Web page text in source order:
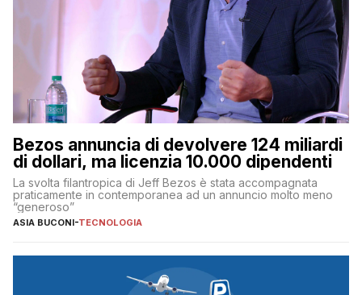
Bezos annuncia di devolvere 124 miliardi
di dollari, ma licenzia 10.000 dipendenti
La svolta filantropica di Jeff Bezos è stata accompagnata
praticamente in contemporanea ad un annuncio molto meno
“generoso”
ASIA BUCONI-TECNOLOGIA